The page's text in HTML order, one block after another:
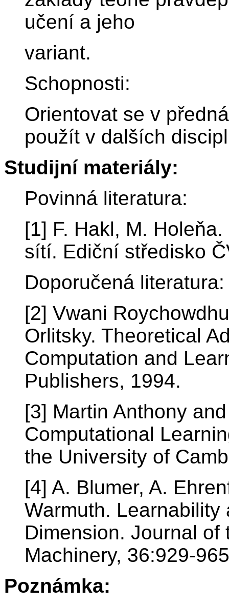
učení a jeho
variant.
Schopnosti:
Orientovat se v
použít v dalších
Studijní materiály:
Povinná literatura:
[1] F. Hakl, M.
sítí. Ediční středisko
Doporučená literatura:
[2] Vwani
Orlitsky. Theoretical
Computation and
Publishers, 1994.
[3] Martin Anthony
Computational
the University of
[4] A. Blumer, A.
Warmuth. Learnability
Dimension. Journal
Machinery, 36:929-
Poznámka: